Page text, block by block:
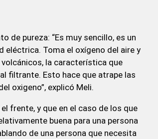
de pureza: “Es muy sencillo, es un
eléctrica. Toma el oxígeno del aire y
la característica que
filtrante. Esto hace que atrape las
oxigeno”, explicó Meli.
frente, y que en el caso de los que
buena para una persona
de una persona que necesita